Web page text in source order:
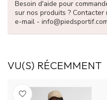
Besoin d'aide pour
sur nos produits ?
e-mail -
VU(S) RÉCEMMENT